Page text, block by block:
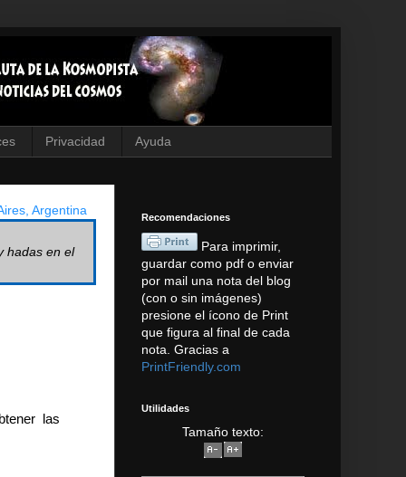
Privacidad Ayuda
Argentina
hadas en el
las
Recomendaciones
Para imprimir,
guardar como pdf o enviar
por mail una nota del blog
(con o sin imágenes)
presione el ícono de Print
que figura al final de cada
nota. Gracias a
PrintFriendly.com
Utilidades
Tamaño texto: